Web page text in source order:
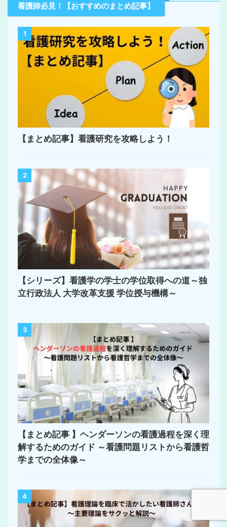
看護師必見！【おすすめのまとめ記事】
1
【まとめ記事】看護研究を攻略しよう！
2
【シリーズ】看護学の学士の学位取得への道～独
立行政法人 大学改革支援 学位授与機構～
3
【まとめ記事 】ヘンダーソンの看護過程を深く理
解するためのガイド ～看護問題リストから看護哲
学までの全体像～
4